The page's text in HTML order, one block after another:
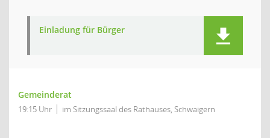
Einladung für Bürger
Gemeinderat
19:15 Uhr im Sitzungssaal des Rathauses, Schwaigern